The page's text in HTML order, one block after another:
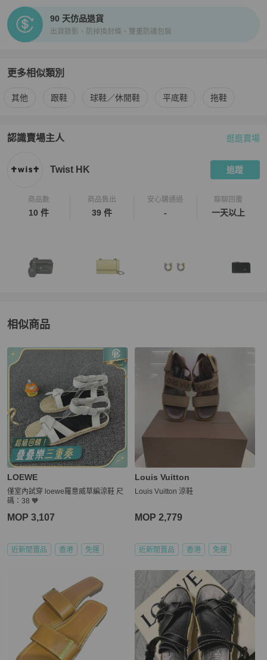
90 天仿品退貨
出貨錄影、防掉換封條、雙重防護包裝
更多相似類別
更多Valentino女鞋 相似商品推薦
其他 跟鞋 球鞋／休閒鞋 平底鞋 拖鞋
認識賣場主人
PopChill 拍拍圈嚴選賣家
逛逛賣場
Twist HK 追蹤
商品數
10 件
商品售出
39 件
安心購通過
-
聊聊回覆
一天以上
相似商品
更多相似Valentino女鞋推薦精品
LOEWE
僅室內試穿 loewe羅意威草編涼鞋 尺
碼：38 🧡
MOP 3,107
近新閒置品 香港 免運
Louis Vuitton
Louis Vuitton 涼鞋
MOP 2,779
近新閒置品 香港 免運